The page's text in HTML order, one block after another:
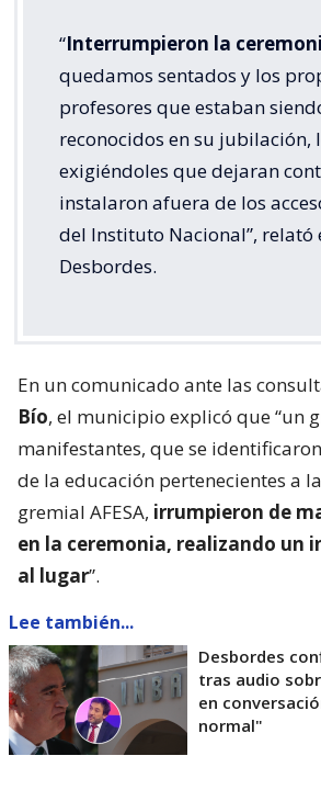
“Interrumpieron la
quedamos sentados y los
profesores que estaban
reconocidos en su jubilación,
exigiéndoles que dejaran
instalaron afuera de los
del Instituto Nacional”, relató
Desbordes.
En un comunicado ante las
Bío, el municipio explicó que “un
manifestantes, que se
de la educación pertenecientes a
gremial AFESA, irrumpieron de
en la ceremonia, realizando un
al lugar”.
Lee también...
Desbordes
tras audio
en
normal"